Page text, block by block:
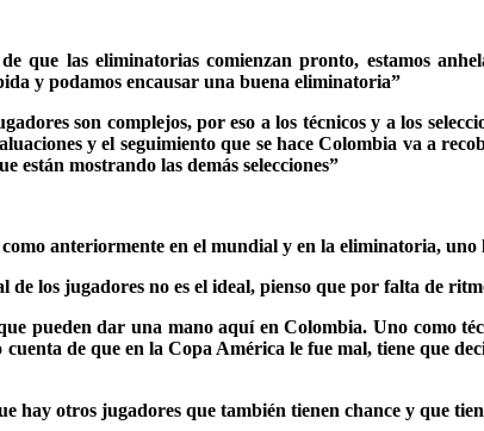
que las eliminatorias comienzan pronto, estamos
y podamos encausar una buena eliminatoria”
son complejos, por eso a los técnicos y a los
y el seguimiento que se hace Colombia va a
están mostrando las demás selecciones”
anteriormente en el mundial y en la eliminatoria,
los jugadores no es el ideal, pienso que por falta de
pueden dar una mano aquí en Colombia. Uno como
de que en la Copa América le fue mal, tiene que
hay otros jugadores que también tienen chance y que